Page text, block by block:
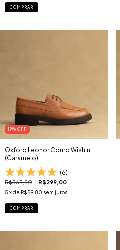
COMPRAR
19% OFF
Oxford Leonor Couro Wishin
(Caramelo)
(6)
R$369,90 R$299,00
5 x de R$59,80 sem juros
COMPRAR